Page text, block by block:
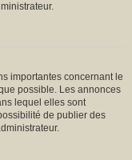
importantes concernant le
possible. Les annonces
lequel elles sont
de publier des